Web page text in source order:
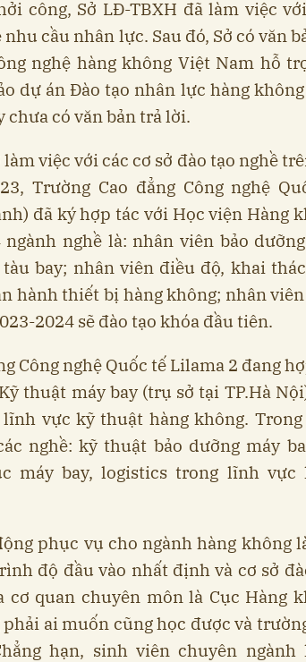
công, Sở LĐ-TBXH đã làm việc
cầu nhân lực. Sau đó, Sở có văn
nghệ hàng không Việt Nam hỗ
dự án Đào tạo nhân lực hàng
chưa có văn bản trả lời.
việc với các cơ sở đào tạo nghề
Trường Cao đẳng Công nghệ
đã ký hợp tác với Học viện Hàng
nghề là: nhân viên bảo
bay; nhân viên điều độ, khai
hành thiết bị hàng không; nhân
2024 sẽ đào tạo khóa đầu tiên.
Công nghệ Quốc tế Lilama 2 đang
thuật máy bay (trụ sở tại TP.Hà
vực kỹ thuật hàng không.
nghề: kỹ thuật bảo dưỡng máy
máy bay, logistics trong lĩnh vực
phục vụ cho ngành hàng không
độ đầu vào nhất định và cơ sở
cơ quan chuyên môn là Cục Hàng
ai muốn cũng học được và
hạn, sinh viên chuyên ngành